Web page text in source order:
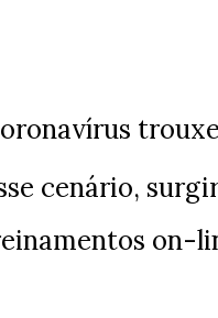
cenário,
on-